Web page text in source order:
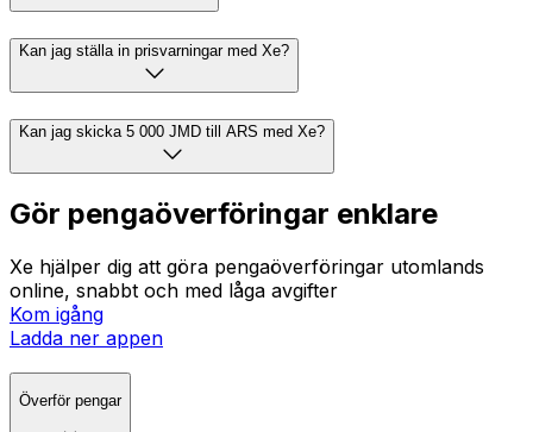
Kan jag ställa in prisvarningar med Xe?
Kan jag skicka 5 000 JMD till ARS med Xe?
Gör pengaöverföringar enklare
Xe hjälper dig att göra pengaöverföringar utomlands
online, snabbt och med låga avgifter
Kom igång
Ladda ner appen
Överför pengar